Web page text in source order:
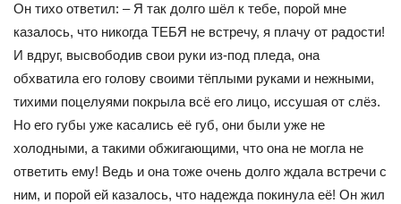
Он тихо ответил: – Я так долго шёл к тебе, порой мне
казалось, что никогда ТЕБЯ не встречу, я плачу от радости!
И вдруг, высвободив свои руки из-под пледа, она
обхватила его голову своими тёплыми руками и нежными,
тихими поцелуями покрыла всё его лицо, иссушая от слёз.
Но его губы уже касались её губ, они были уже не
холодными, а такими обжигающими, что она не могла не
ответить ему! Ведь и она тоже очень долго ждала встречи с
ним, и порой ей казалось, что надежда покинула её! Он жил